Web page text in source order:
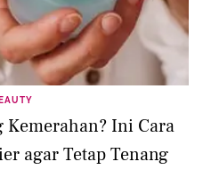
Ini Cara
agar Tetap Tenang